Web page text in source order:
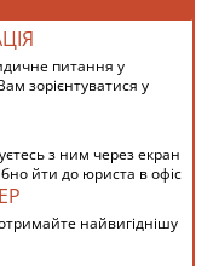
питання у
зорієнтуватися у
з ним через екран
йти до юриста в офіс
найвигіднішу